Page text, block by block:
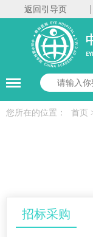
返回引导页
您所在的位置： 首页
招标采购